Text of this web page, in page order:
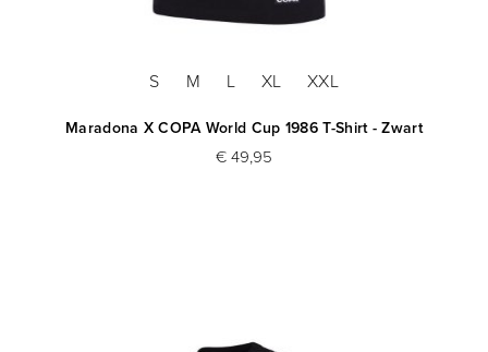
S M L XL XXL
Maradona X COPA World Cup 1986 T-Shirt - Zwart
€ 49,95